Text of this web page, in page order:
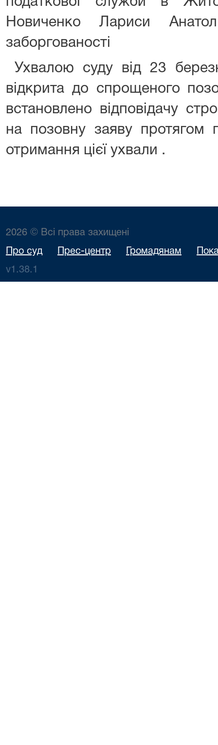
Новиченко Лариси
заборгованості
Ухвалою суду від 23
відкрита до спрощеного
встановлено відповідачу
на позовну заяву протягом
отримання цієї ухвали .
2026 © Всі права захищені
Про суд Прес-центр Громадянам
v1.38.1